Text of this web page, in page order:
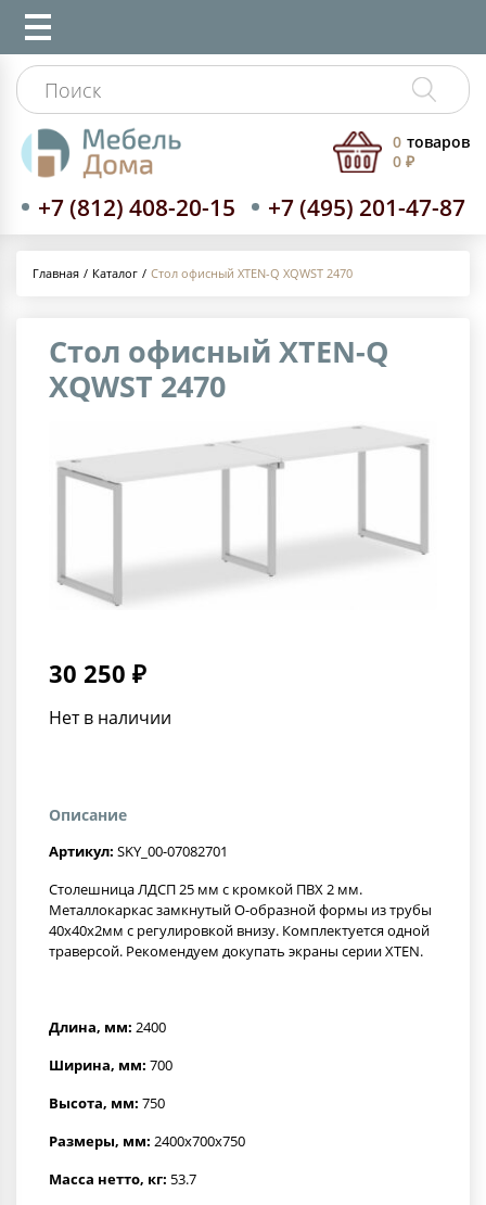
+7 (812) 408-20-15 +7 (495) 201-47-87
0 товаров
0 ₽
Главная Каталог Стол офисный XTEN-Q XQWST 2470
Стол офисный XTEN-Q
XQWST 2470
30 250 ₽
Нет в наличии
Описание
Артикул: SKY_00-07082701
Столешница ЛДСП 25 мм c кромкой ПВХ 2 мм.
Металлокаркас замкнутый О-образной формы из трубы
40х40х2мм с регулировкой внизу. Комплектуется одной
траверсой. Рекомендуем докупать экраны серии XTEN.
Длина, мм: 2400
Ширина, мм: 700
Высота, мм: 750
Размеры, мм: 2400x700x750
Масса нетто, кг: 53.7